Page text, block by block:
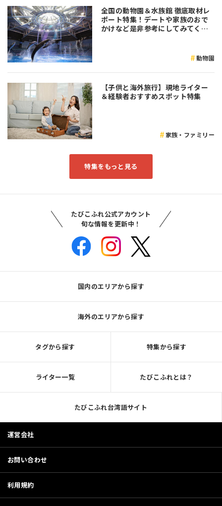
全国の動物園＆水族館 徹底取材レ
ポート特集！デートや家族のおで
かけなど是非参考にしてみてくだ
動物園
【子供と海外旅行】現地ライター
＆経験者おすすめスポット特集
家族・ファミリー
特集をもっと見る
たびこふれ公式アカウント
旬な情報を更新中！
国内のエリアから探す
海外のエリアから探す
タグから探す 特集から探す
ライター一覧 たびこふれとは？
たびこふれ台湾語サイト
運営会社
お問い合わせ
利用規約